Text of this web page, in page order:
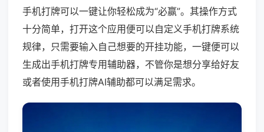
手机打牌可以一键让你轻松成为“必赢”。其操作方式
十分简单，打开这个应用便可以自定义手机打牌系统
规律，只需要输入自己想要的开挂功能，一键便可以
生成出手机打牌专用辅助器，不管你是想分享给好友
或者使用手机打牌AI辅助都可以满足需求。